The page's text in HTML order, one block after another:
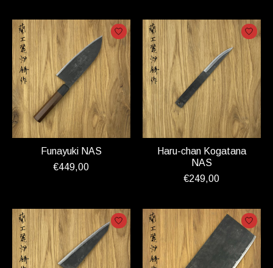
Funayuki NAS
€449,00
Haru-chan Kogatana
NAS
€249,00